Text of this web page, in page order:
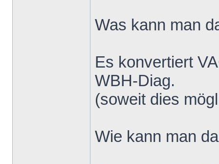
Was kann man
Es konvertiert
WBH-Diag.
(soweit dies
Wie kann man